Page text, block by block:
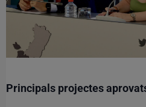
Principals projectes